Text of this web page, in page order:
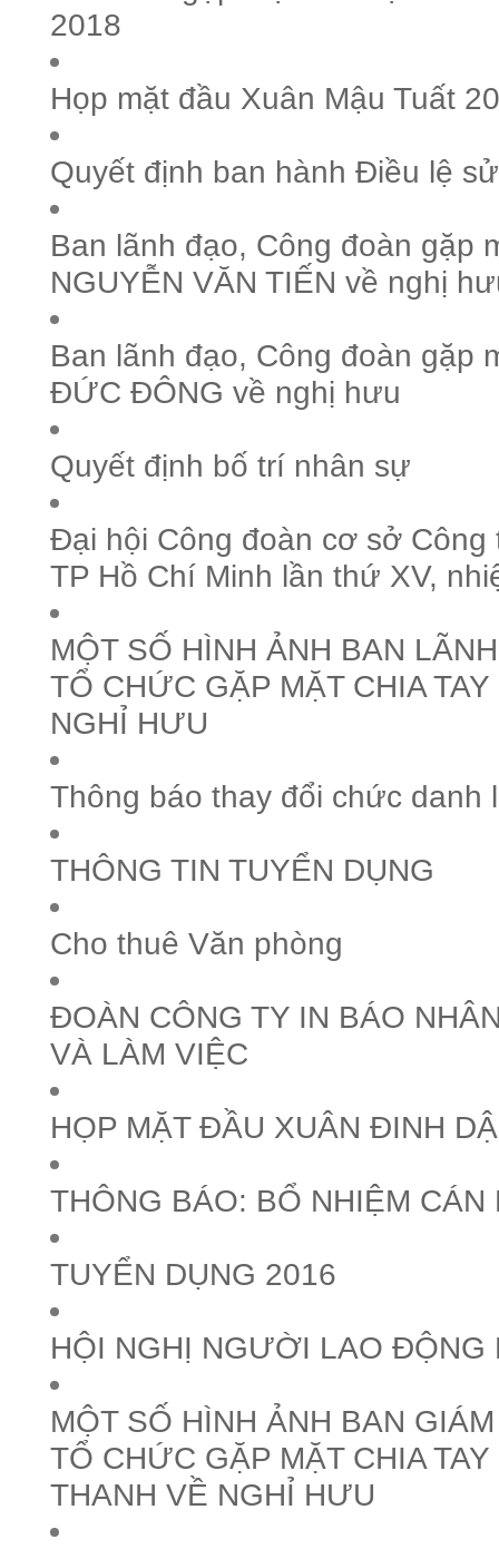
2018
Họp mặt đầu Xuân Mậu Tuất
Quyết định ban hành Điều lệ
Ban lãnh đạo, Công đoàn gặp
NGUYỄN VĂN TIẾN về nghị
Ban lãnh đạo, Công đoàn gặp
ĐỨC ĐÔNG về nghị hưu
Quyết định bố trí nhân sự
Đại hội Công đoàn cơ sở Công
TP Hồ Chí Minh lần thứ XV,
MỘT SỐ HÌNH ẢNH BAN
TỔ CHỨC GẶP MẶT CHIA
NGHỈ HƯU
Thông báo thay đổi chức danh
THÔNG TIN TUYỂN DỤNG
Cho thuê Văn phòng
ĐOÀN CÔNG TY IN BÁO
VÀ LÀM VIỆC
HỌP MẶT ĐẦU XUÂN ĐINH
THÔNG BÁO: BỔ NHIỆM
TUYỂN DỤNG 2016
HỘI NGHỊ NGƯỜI LAO ĐỘNG
MỘT SỐ HÌNH ẢNH BAN
TỔ CHỨC GẶP MẶT CHIA
THANH VỀ NGHỈ HƯU